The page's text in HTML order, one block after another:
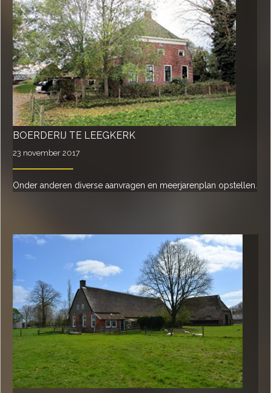
BOERDERIJ TE LEEGKERK
23 november 2017
Onder anderen diverse aanvragen en meerjarenplan opstellen.